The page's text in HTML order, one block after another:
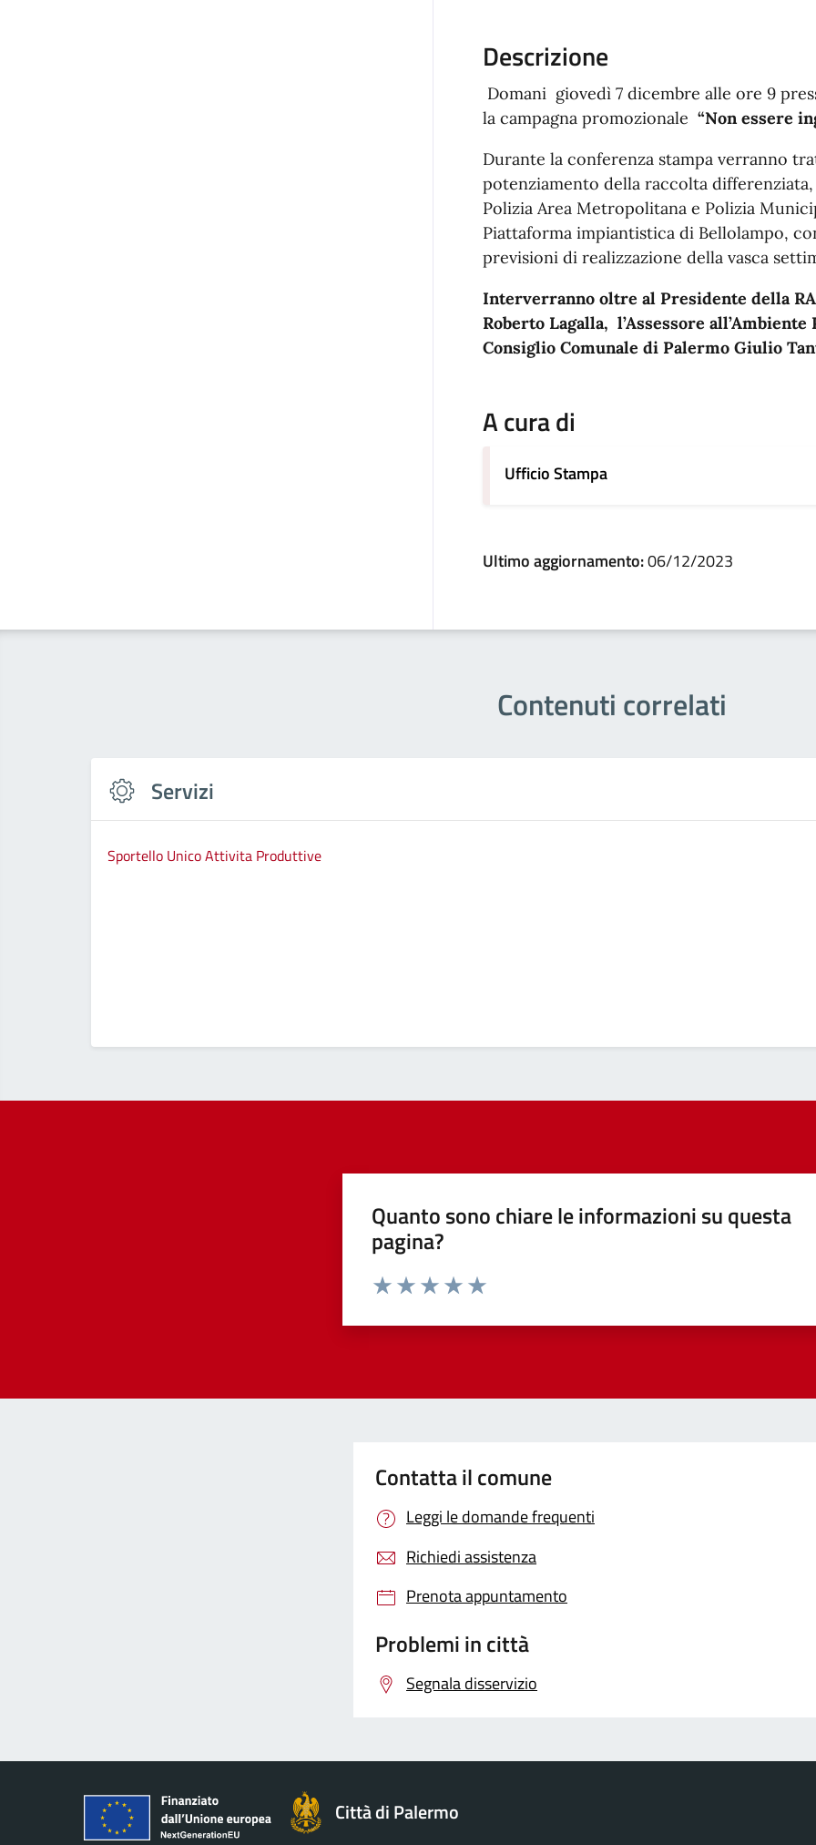
Descrizione
Domani giovedì 7 dicembre alle ore 9
la campagna promozionale “Non essere
Durante la conferenza stampa verranno
potenziamento della raccolta
Polizia Area Metropolitana e Polizia
Piattaforma impiantistica di Bellolampo,
previsioni di realizzazione della vasca
Interverranno oltre al Presidente della
Roberto Lagalla, l’Assessore
Consiglio Comunale di Palermo Giulio
A cura di
Ufficio Stampa
Ultimo aggiornamento:06/12/2023
Contenuti correlati
Servizi
Sportello Unico Attivita Produttive
Quanto sono chiare le informazioni su questa
pagina?
Contatta il comune
Leggi le domande frequenti
Richiedi assistenza
Prenota appuntamento
Problemi in città
Segnala disservizio
Città di Palermo